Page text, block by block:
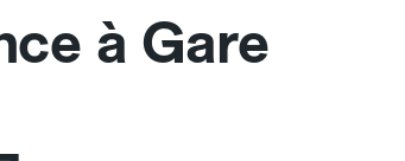
à Gare